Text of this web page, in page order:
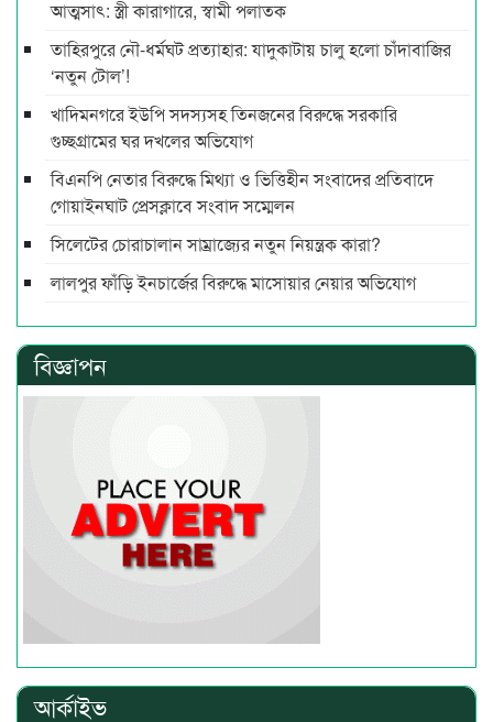
আত্মসাৎ: স্ত্রী কারাগারে, স্বামী পলাতক
তাহিরপুরে নৌ-ধর্মঘট প্রত্যাহার: যাদুকাটায় চালু হলো চাঁদাবাজির
‘নতুন টোল’!
খাদিমনগরে ইউপি সদস্যসহ তিনজনের বিরুদ্ধে সরকারি
গুচ্ছগ্রামের ঘর দখলের অভিযোগ
বিএনপি নেতার বিরুদ্ধে মিথ্যা ও ভিত্তিহীন সংবাদের প্রতিবাদে
গোয়াইনঘাট প্রেসক্লাবে সংবাদ সম্মেলন
সিলেটের চোরাচালান সাম্রাজ্যের নতুন নিয়ন্ত্রক কারা?
লালপুর ফাঁড়ি ইনচার্জের বিরুদ্ধে মাসোয়ার নেয়ার অভিযোগ
বিজ্ঞাপন
আর্কাইভ